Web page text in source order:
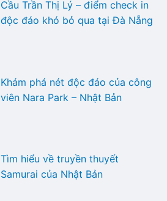
Cầu Trần Thị Lý – điểm check in
độc đáo khó bỏ qua tại Đà Nẵng
Khám phá nét độc đáo của công
viên Nara Park – Nhật Bản
Tìm hiểu về truyền thuyết
Samurai của Nhật Bản